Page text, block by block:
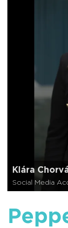
Klára
Social Media